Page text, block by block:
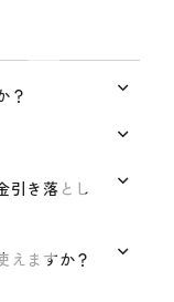
？
引き落とし
えますか？